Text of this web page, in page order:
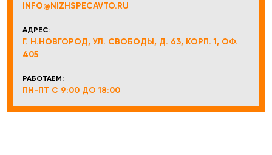
INFO@NIZHSPECAVTO.RU
АДРЕС:
Г. Н.НОВГОРОД, УЛ. СВОБОДЫ, Д. 63, КОРП. 1, ОФ.
405
РАБОТАЕМ:
ПН-ПТ С 9:00 ДО 18:00